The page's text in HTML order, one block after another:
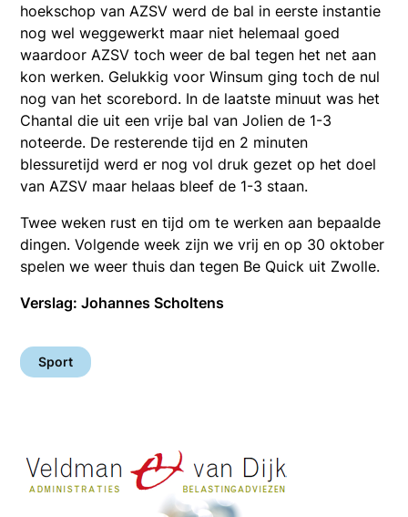
hoekschop van AZSV werd de bal in eerste instantie
nog wel weggewerkt maar niet helemaal goed
waardoor AZSV toch weer de bal tegen het net aan
kon werken. Gelukkig voor Winsum ging toch de nul
nog van het scorebord. In de laatste minuut was het
Chantal die uit een vrije bal van Jolien de 1-3
noteerde. De resterende tijd en 2 minuten
blessuretijd werd er nog vol druk gezet op het doel
van AZSV maar helaas bleef de 1-3 staan.
Twee weken rust en tijd om te werken aan bepaalde
dingen. Volgende week zijn we vrij en op 30 oktober
spelen we weer thuis dan tegen Be Quick uit Zwolle.
Verslag: Johannes Scholtens
Sport